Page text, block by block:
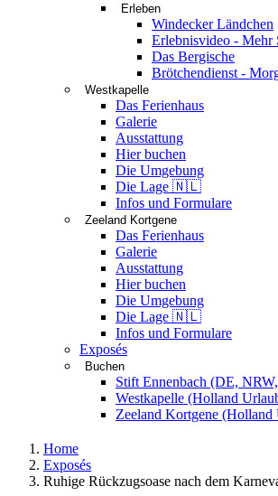
Erleben
Windecker Ländchen
Erlebnisvideo - Mehr
Das Bergische
Brötchendienst -
Westkapelle
Das Ferienhaus
Galerie
Ausstattung
Hier buchen
Die Umgebung
Die Lage 🇳🇱
Infos und Formulare
Zeeland Kortgene
Das Ferienhaus
Galerie
Ausstattung
Hier buchen
Die Umgebung
Die Lage 🇳🇱
Infos und Formulare
Exposés
Buchen
Stift Ennenbach (DE,
Westkapelle (Holland
Zeeland Kortgene (Holland
Home
Exposés
Ruhige Rückzugsoase nach dem